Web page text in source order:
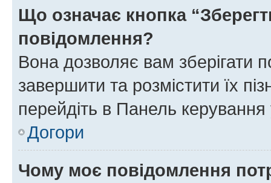
Що означає кнопка
повідомлення?
Вона дозволяє вам зберігати
завершити та розмістити їх
перейдіть в Панель керування
Догори
Чому моє повідомлення